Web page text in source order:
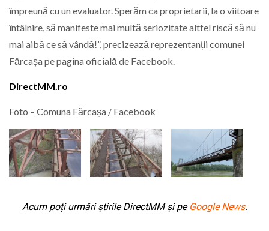
împreună cu un evaluator. Sperăm ca proprietarii, la o viitoare
întâlnire, să manifeste mai multă seriozitate altfel riscă să nu
mai aibă ce să vândă!”, precizează reprezentanții comunei
Fărcașa pe pagina oficială de Facebook.
DirectMM.ro
Foto – Comuna Fărcașa / Facebook
Acum poți urmări știrile DirectMM și pe Google News.